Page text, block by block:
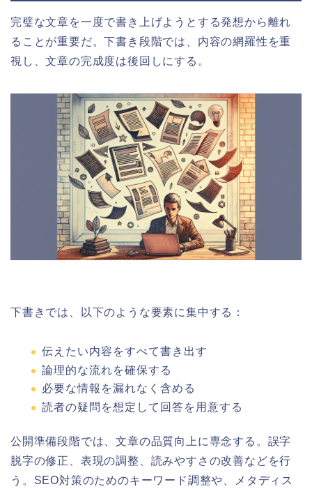
完璧な文章を一度で書き上げようとする発想から離れ
ることが重要だ。下書き段階では、内容の網羅性を重
視し、文章の完成度は後回しにする。
下書きでは、以下のような要素に集中する：
伝えたい内容をすべて書き出す
論理的な流れを確保する
必要な情報を漏れなく含める
読者の疑問を想定して回答を用意する
公開準備段階では、文章の品質向上に専念する。誤字
脱字の修正、表現の調整、読みやすさの改善などを行
う。SEO対策のためのキーワード調整や、メタディス